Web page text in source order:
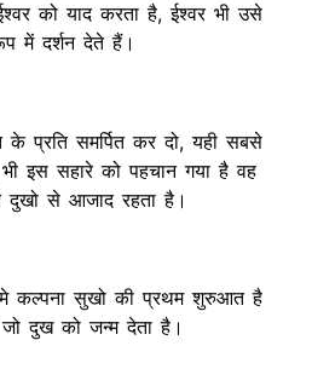
को याद करता है, ईश्वर भी उसे
में दर्शन देते हैं।
प्रति समर्पित कर दो, यही सबसे
इस सहारे को पहचान गया है वह
दुखो से आजाद रहता है।
मे कल्पना सुखो की प्रथम शुरुआत है
दुख को जन्म देता है।